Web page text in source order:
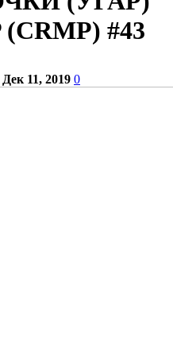
#43
Дек 11, 2019 0